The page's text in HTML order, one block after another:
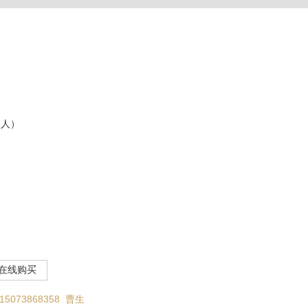
）
线购买
15073868358 曹生